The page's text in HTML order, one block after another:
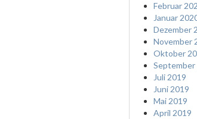
Februar
Januar
Dezember
November
Oktober
September
Juli 2019
Juni 2019
Mai 2019
April 2019